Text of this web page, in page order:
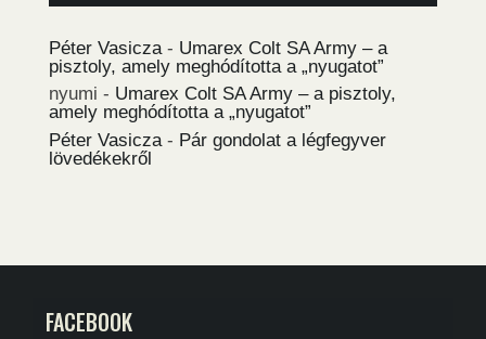
Péter Vasicza - Umarex Colt SA Army – a
pisztoly, amely meghódította a „nyugatot”
nyumi - Umarex Colt SA Army – a pisztoly,
amely meghódította a „nyugatot”
Péter Vasicza - Pár gondolat a légfegyver
lövedékekről
FACEBOOK